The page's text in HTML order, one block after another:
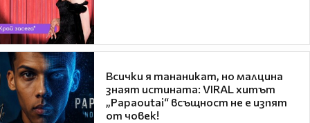
Всички я тананикат, но малцина
знаят истината: VIRAL хитът
„Papaoutai“ всъщност не е изпят
от човек!